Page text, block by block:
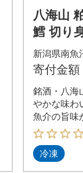
八海山
鱈 切り
け魚 新
3
新潟県南魚
寄付金額
銘酒・八海
やかな味わ
魚介の旨味
の粕漬けセ
冷凍